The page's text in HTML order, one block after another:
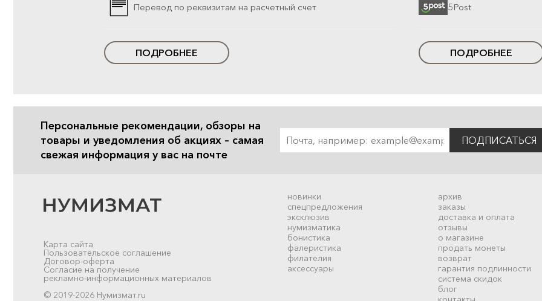
Перевод по реквизитам на расчетный счет
ПОДРОБНЕЕ
5Post
ПОДРОБНЕЕ
Персональные рекомендации, обзоры на
товары и уведомления об акциях – самая
свежая информация у вас на почте
ПОДПИСАТЬСЯ
новинки
спецпредложения
эксклюзив
нумизматика
бонистика
фалеристика
филателия
аксессуары
архив
заказы
доставка и оплата
отзывы
о магазине
продать монеты
возврат
гарантия подлинности
система скидок
блог
Карта сайта
Пользовательское соглашение
Договор-оферта
Согласие на получение
рекламно-информационных материалов
© 2019-2026 Нумизмат.ru